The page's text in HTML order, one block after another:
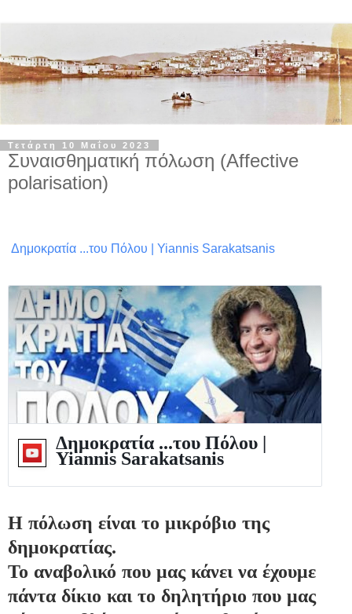
Τετάρτη 10 Μαΐου 2023
Συναισθηματική πόλωση (Affective
polarisation)
Δημοκρατία ...του Πόλου | Yiannis Sarakatsanis
Δημοκρατία ...του Πόλου |
Yiannis Sarakatsanis
Η πόλωση είναι το μικρόβιο της
δημοκρατίας.
Το αναβολικό που μας κάνει να έχουμε
πάντα δίκιο και το δηλητήριο που μας